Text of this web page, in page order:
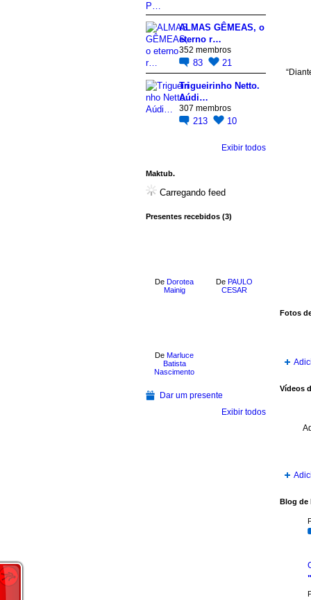
ALMAS GÊMEAS, o
eterno r…
352 membros
83 21
Trigueirinho Netto.
Aúdi…
307 membros
213 10
Exibir todos
Maktub.
Carregando feed
Presentes recebidos (3)
De Dorotea
Mainig
De PAULO
CESAR
De Marluce
Batista
Nascimento
Dar um presente
Exibir todos
Fotos
Vídeos
Blog de